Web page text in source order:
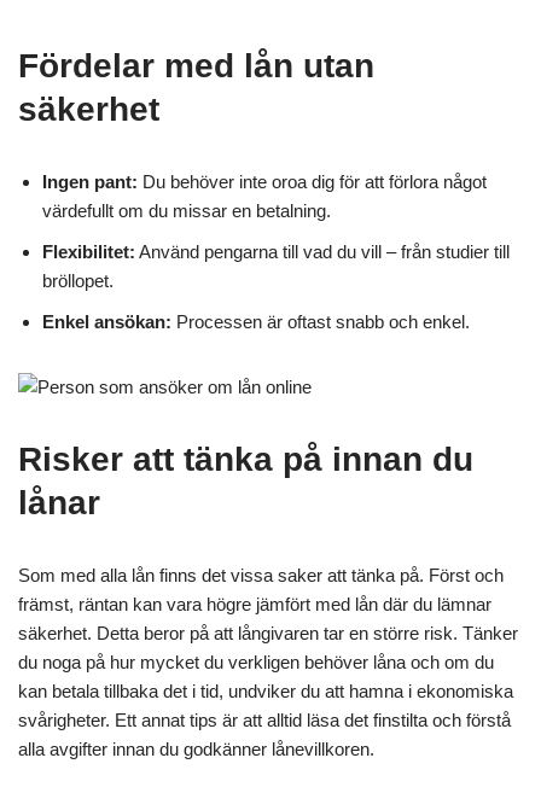
Fördelar med lån utan
säkerhet
Ingen pant: Du behöver inte oroa dig för att förlora något
värdefullt om du missar en betalning.
Flexibilitet: Använd pengarna till vad du vill – från studier till
bröllopet.
Enkel ansökan: Processen är oftast snabb och enkel.
Risker att tänka på innan du
lånar
Som med alla lån finns det vissa saker att tänka på. Först och
främst, räntan kan vara högre jämfört med lån där du lämnar
säkerhet. Detta beror på att långivaren tar en större risk. Tänker
du noga på hur mycket du verkligen behöver låna och om du
kan betala tillbaka det i tid, undviker du att hamna i ekonomiska
svårigheter. Ett annat tips är att alltid läsa det finstilta och förstå
alla avgifter innan du godkänner lånevillkoren.